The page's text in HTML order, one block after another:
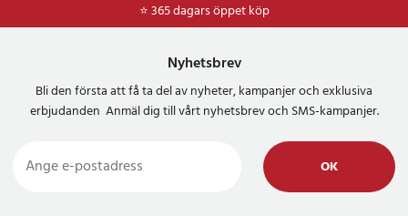
⭐ 365 dagars öppet köp
⭐Frakt 49kr *
Nyhetsbrev
Bli den första att få ta del av nyheter, kampanjer och exklusiva
erbjudanden Anmäl dig till vårt nyhetsbrev och SMS-kampanjer.
OK